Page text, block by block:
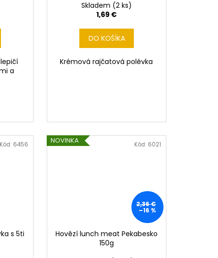
a
Skladem (2 ks)
1,69 €
DO KOŠÍKA
Krémová rajčatová polévka
s 5ti
6456 NOVINKA
2,36 €
–16 %
Hovězí lunch meat Pekabesko
150g
Kód: 6021